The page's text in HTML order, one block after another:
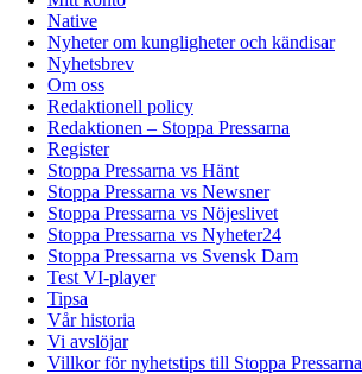
Native
Nyheter om kungligheter och kändisar
Nyhetsbrev
Om oss
Redaktionell policy
Redaktionen – Stoppa Pressarna
Register
Stoppa Pressarna vs Hänt
Stoppa Pressarna vs Newsner
Stoppa Pressarna vs Nöjeslivet
Stoppa Pressarna vs Nyheter24
Stoppa Pressarna vs Svensk Dam
Test VI-player
Tipsa
Vår historia
Vi avslöjar
Villkor för nyhetstips till Stoppa Pressarna